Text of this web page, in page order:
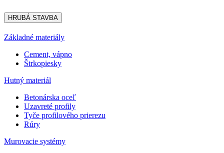
HRUBÁ STAVBA
Základné materiály
Cement, vápno
Štrkopiesky
Hutný materiál
Betonárska oceľ
Uzavreté profily
Tyče profilového prierezu
Rúry
Murovacie systémy